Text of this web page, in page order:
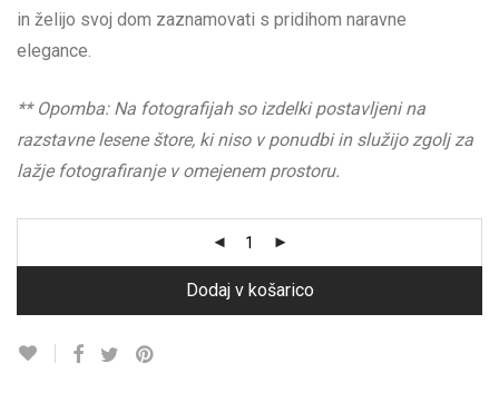
in želijo svoj dom zaznamovati s pridihom naravne
elegance.
** Opomba: Na fotografijah so izdelki postavljeni na
razstavne lesene štore, ki niso v ponudbi in služijo zgolj za
lažje fotografiranje v omejenem prostoru.
Dodaj v košarico